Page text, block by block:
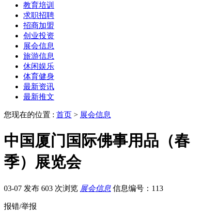
教育培训
求职招聘
招商加盟
创业投资
展会信息
旅游信息
休闲娱乐
体育健身
最新资讯
最新推文
您现在的位置 : 首页 > 展会信息
中国厦门国际佛事用品（春
季）展览会
03-07 发布 603 次浏览 展会信息 信息编号：113
报错/举报